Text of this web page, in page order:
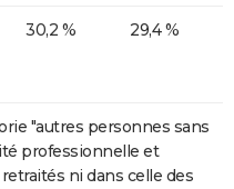
30,2 % 29,4 %
"autres personnes sans
professionnelle et
ni dans celle des